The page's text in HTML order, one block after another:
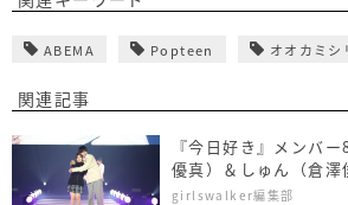
ABEMA Popteen オオカミシ
関連記事
『今日好き』メンバ
優真）＆しゅん（倉
ェイ＜SDGs推進 TGC
girlswalker編集部